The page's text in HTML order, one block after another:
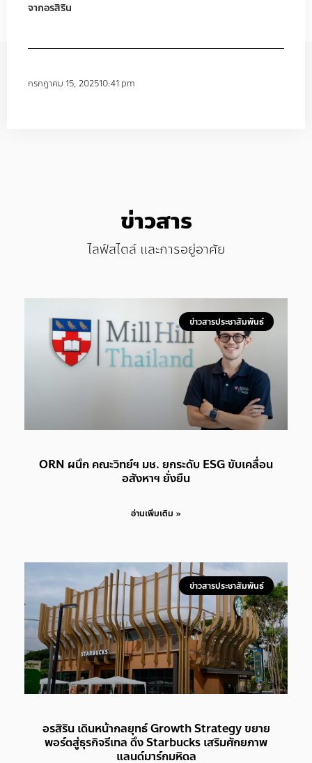
จากอรสิริน
กรกฎาคม 15, 202510:41 pm
ข่าวสาร
ไลฟ์สไตล์ และการอยู่อาศัย
ข่าวสารประชาสัมพันธ์
ORN ผนึก คณะวิทย์ฯ มช. ยกระดับ ESG ขับเคลื่อน
อสังหาฯ ยั่งยืน
อ่านเพิ่มเติม »
ข่าวสารประชาสัมพันธ์
อรสิริน เดินหน้ากลยุทธ์ Growth Strategy ขยาย
พอร์ตสู่ธุรกิจรีเทล ดึง Starbucks เสริมศักยภาพ
แลนด์มาร์กมหิดล